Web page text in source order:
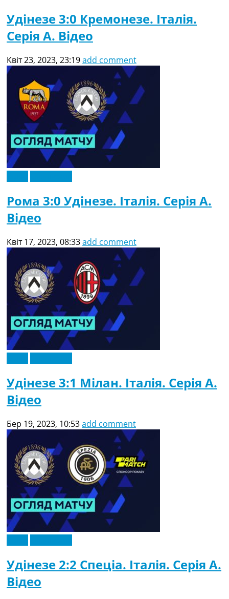
Удінезе 3:0 Кремонезе. Італія.
Серія A. Відео
Квіт 23, 2023, 23:19add comment
Рома 3:0 Удінезе. Італія. Серія A.
Відео
Квіт 17, 2023, 08:33add comment
Удінезе 3:1 Мілан. Італія. Серія A.
Відео
Бер 19, 2023, 10:53add comment
Удінезе 2:2 Спеціа. Італія. Серія A.
Відео